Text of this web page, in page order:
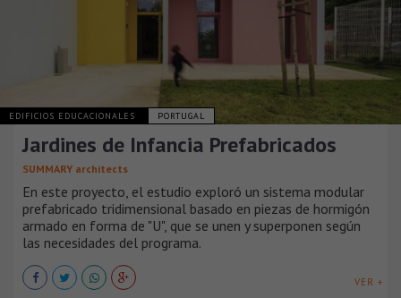
EDIFICIOS EDUCACIONALES PORTUGAL
Jardines de Infancia Prefabricados
SUMMARY architects
En este proyecto, el estudio exploró un sistema modular
prefabricado tridimensional basado en piezas de hormigón
armado en forma de "U", que se unen y superponen según
las necesidades del programa.
VER +